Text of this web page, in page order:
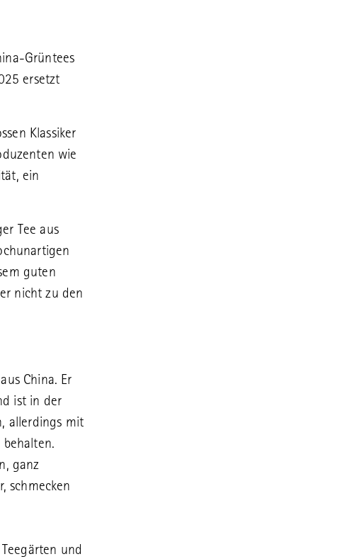
Grüntees
ersetzt
Klassiker
wie
ein
Tee aus
guten
nicht zu den
China. Er
ist in der
allerdings mit
ganz
schmecken
und